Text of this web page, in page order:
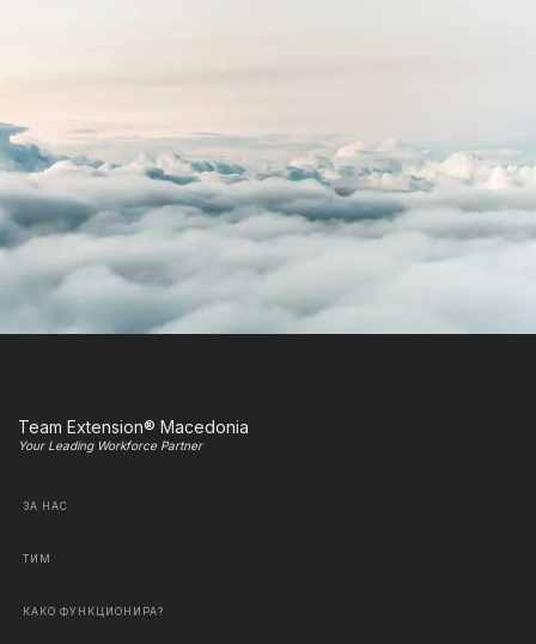
Team Extension® Macedonia
Your Leading Workforce Partner
ЗА НАС
ТИМ
КАКО ФУНКЦИОНИРА?